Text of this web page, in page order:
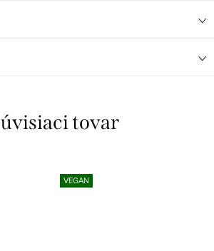
tovar
VEGAN